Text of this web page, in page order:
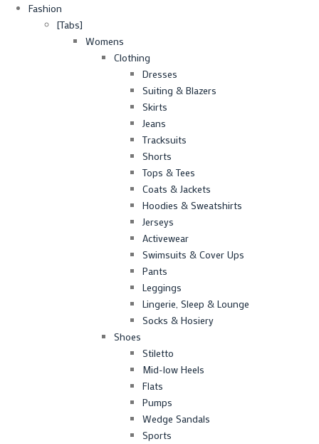
Fashion
[Tabs]
Womens
Clothing
Dresses
Suiting & Blazers
Skirts
Jeans
Tracksuits
Shorts
Tops & Tees
Coats & Jackets
Hoodies & Sweatshirts
Jerseys
Activewear
Swimsuits & Cover Ups
Pants
Leggings
Lingerie, Sleep & Lounge
Socks & Hosiery
Shoes
Stiletto
Mid-low Heels
Flats
Pumps
Wedge Sandals
Sports